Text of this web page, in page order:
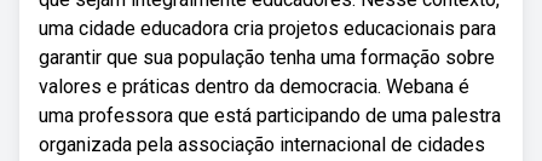
uma cidade educadora cria projetos educacionais para
garantir que sua população tenha uma formação sobre
valores e práticas dentro da democracia. Webana é
uma professora que está participando de uma palestra
organizada pela associação internacional de cidades